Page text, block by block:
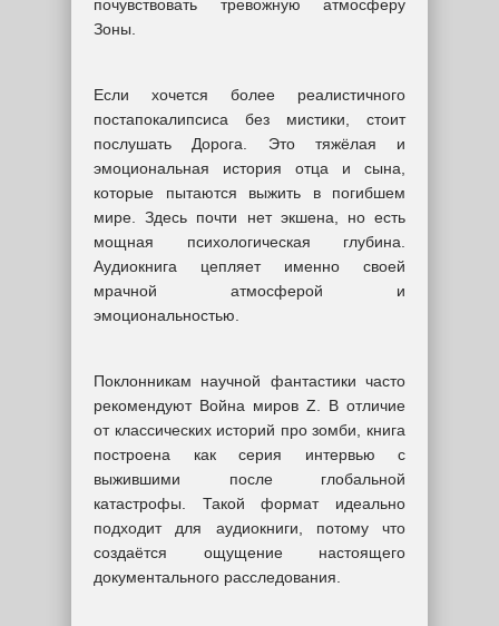
почувствовать тревожную атмосферу
Зоны.
Если хочется более реалистичного
постапокалипсиса без мистики, стоит
послушать Дорога. Это тяжёлая и
эмоциональная история отца и сына,
которые пытаются выжить в погибшем
мире. Здесь почти нет экшена, но есть
мощная психологическая глубина.
Аудиокнига цепляет именно своей
мрачной атмосферой и
эмоциональностью.
Поклонникам научной фантастики часто
рекомендуют Война миров Z. В отличие
от классических историй про зомби, книга
построена как серия интервью с
выжившими после глобальной
катастрофы. Такой формат идеально
подходит для аудиокниги, потому что
создаётся ощущение настоящего
документального расследования.